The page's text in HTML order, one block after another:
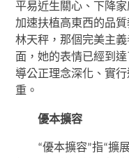
平易近生關心、下降
加速扶植高東西的品
林天秤，那個完美主
面，她的表情已經到
導公正理念深化、實
重。
優本擴容
“優本擴容”指“擴